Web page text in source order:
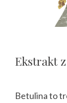
Ekstrakt
Betulina to